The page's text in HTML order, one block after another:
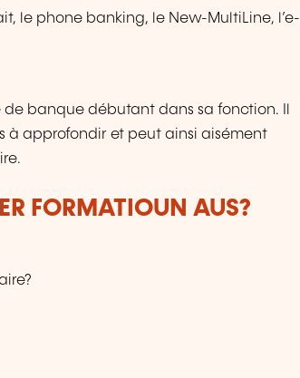
le phone banking, le New-MultiLine, l’e-
banque débutant dans sa fonction. Il
à approfondir et peut ainsi aisément
FORMATIOUN AUS?